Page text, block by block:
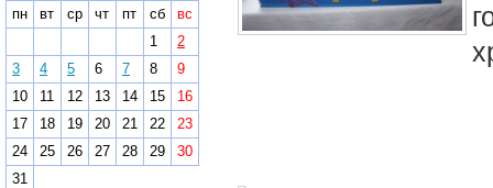
пн
вт ср чт пт сб
вс
1
2
3
4 5 6 7 8
9
10
11 12 13 14 15
16
17
18 19 20 21 22
23
24
25 26 27 28 29
30
31